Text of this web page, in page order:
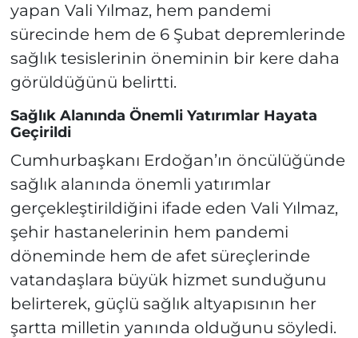
yapan Vali Yılmaz, hem pandemi
sürecinde hem de 6 Şubat depremlerinde
sağlık tesislerinin öneminin bir kere daha
görüldüğünü belirtti.
Sağlık Alanında Önemli Yatırımlar Hayata
Geçirildi
Cumhurbaşkanı Erdoğan’ın öncülüğünde
sağlık alanında önemli yatırımlar
gerçekleştirildiğini ifade eden Vali Yılmaz,
şehir hastanelerinin hem pandemi
döneminde hem de afet süreçlerinde
vatandaşlara büyük hizmet sunduğunu
belirterek, güçlü sağlık altyapısının her
şartta milletin yanında olduğunu söyledi.